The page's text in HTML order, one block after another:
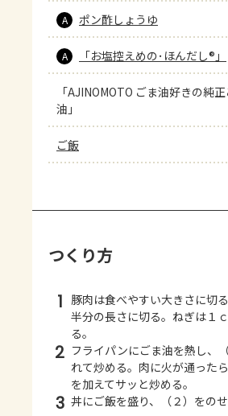
A ポン酢しょうゆ
A 「お塩控えめの･ほんだし®」
「AJINOMOTO ごま油好きの純
油」
ご飯
つくり方
1 豚肉は食べやすい大きさに切
半分の長さに切る。ねぎは１
る。
2 フライパンにごま油を熱し、
れて炒める。肉に火が通ったら
を加えてサッと炒める。
3 丼にご飯を盛り、（２）をのせ